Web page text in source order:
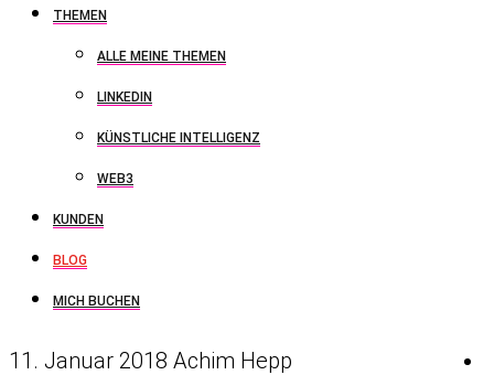
THEMEN
ALLE MEINE THEMEN
LINKEDIN
KÜNSTLICHE INTELLIGENZ
WEB3
KUNDEN
BLOG
MICH BUCHEN
11. Januar 2018 Achim Hepp